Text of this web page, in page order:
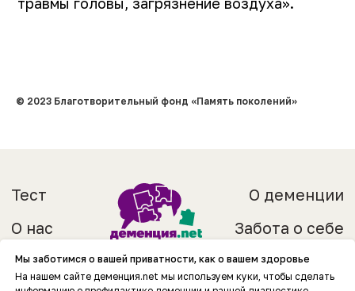
© 2023 Благотворительный фонд «Память поколений»
Мы заботимся о вашей приватности, как о вашем здоровье
На нашем сайте деменция.net мы используем куки, чтобы сделать